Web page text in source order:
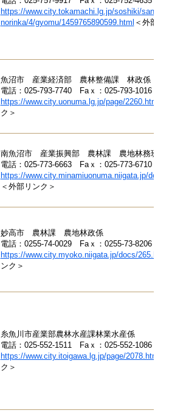
https://www.city.tokamachi.lg.jp/soshiki/
norinka/4/gyomu/1459765890599.html ＜外部リ
魚沼市 産業経済部 農林整備課 林政係
電話：025-793-7740 Faｘ：025-793-1016
https://www.city.uonuma.lg.jp/page/2260.html
ク＞
南魚沼市 産業振興部 農林課 農地林務班
電話：025-773-6663 Faｘ：025-773-6710
https://www.city.minamiuonuma.niigata.jp/
＜外部リンク＞
妙高市 農林課 農地林政係
電話：0255-74-0029 Faｘ：0255-73-8206
https://www.city.myoko.niigata.jp/docs/265.html
ンク＞
糸魚川市産業部農林水産課林業水産係
電話：025-552-1511 Faｘ：025-552-1086
https://www.city.itoigawa.lg.jp/page/2078.html
ク＞